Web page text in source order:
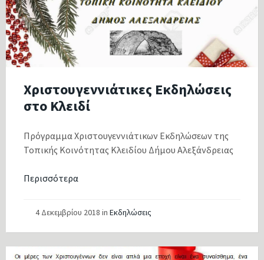
Χριστουγεννιάτικες Εκδηλώσεις
στο Κλειδί
Πρόγραμμα Χριστουγεννιάτικων Εκδηλώσεων της
Τοπικής Κοινότητας Κλειδίου Δήμου Αλεξάνδρειας
Περισσότερα
4 Δεκεμβρίου 2018 in Εκδηλώσεις